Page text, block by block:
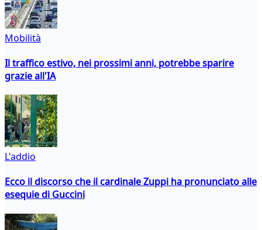
Mobilità
Il traffico estivo, nei prossimi anni, potrebbe sparire
grazie all'IA
L'addio
Ecco il discorso che il cardinale Zuppi ha pronunciato alle
esequie di Guccini